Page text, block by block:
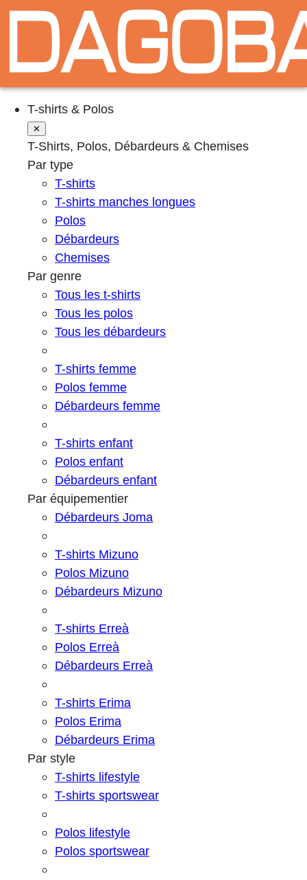
T-shirts & Polos
✕
T-Shirts, Polos, Débardeurs & Chemises
Par type
T-shirts
T-shirts manches longues
Polos
Débardeurs
Chemises
Par genre
Tous les t-shirts
Tous les polos
Tous les débardeurs
T-shirts femme
Polos femme
Débardeurs femme
T-shirts enfant
Polos enfant
Débardeurs enfant
Par équipementier
Débardeurs Joma
T-shirts Mizuno
Polos Mizuno
Débardeurs Mizuno
T-shirts Erreà
Polos Erreà
Débardeurs Erreà
T-shirts Erima
Polos Erima
Débardeurs Erima
Par style
T-shirts lifestyle
T-shirts sportswear
Polos lifestyle
Polos sportswear